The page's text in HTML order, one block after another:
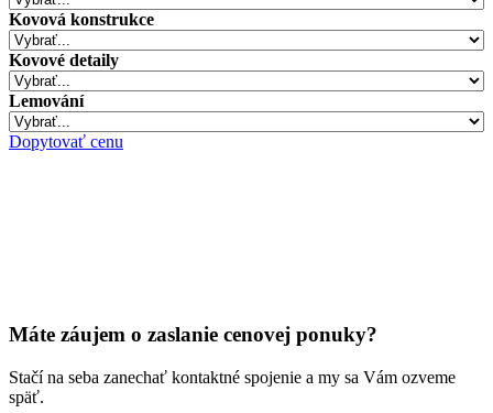
Kovová konstrukce
Kovové detaily
Lemování
Dopytovať cenu
Máte záujem o zaslanie cenovej ponuky?
Stačí na seba zanechať kontaktné spojenie a my sa Vám ozveme
späť.